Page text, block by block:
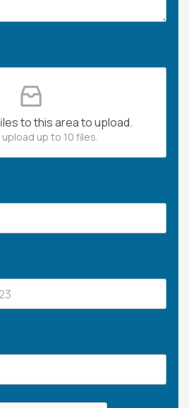
to this area to upload.
upload up to 10 files.